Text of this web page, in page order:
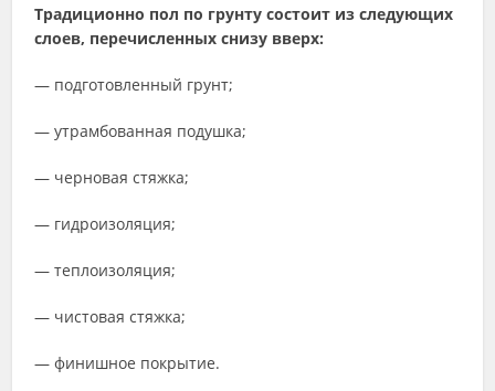
Традиционно пол по грунту состоит из следующих
слоев, перечисленных снизу вверх:
— подготовленный грунт;
— утрамбованная подушка;
— черновая стяжка;
— гидроизоляция;
— теплоизоляция;
— чистовая стяжка;
— финишное покрытие.